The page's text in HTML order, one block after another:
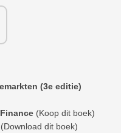
(3e editie)
(Koop dit boek)
(Download dit boek)